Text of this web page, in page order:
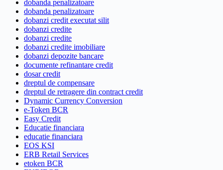
dobanda penalizatoare
dobanda penalizatoare
dobanzi credit executat silit
dobanzi credite
dobanzi credite
dobanzi credite imobiliare
dobanzi depozite bancare
documente refinantare credit
dosar credit
dreptul de compensare
dreptul de retragere din contract credit
Dynamic Currency Conversion
e-Token BCR
Easy Credit
Educatie financiara
educatie financiara
EOS KSI
ERB Retail Services
etoken BCR